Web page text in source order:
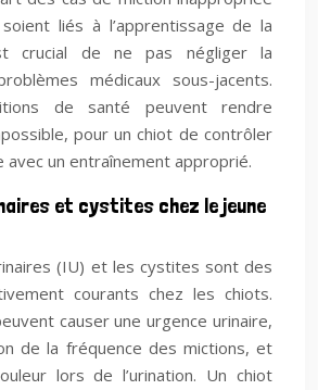
liés à l’apprentissage de la
crucial de ne pas négliger la
médicaux sous-jacents.
de santé peuvent rendre
pour un chiot de contrôler
avec un entraînement approprié.
et cystites chez le jeune
(IU) et les cystites sont des
courants chez les chiots.
causer une urgence urinaire,
de la fréquence des mictions, et
lors de l’urination. Un chiot